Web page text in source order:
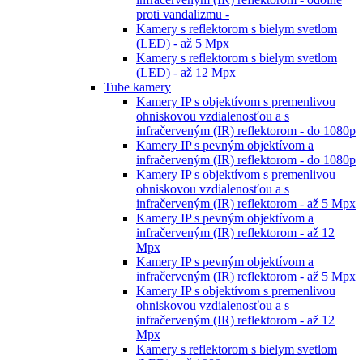
proti vandalizmu -
Kamery s reflektorom s bielym svetlom
(LED) - až 5 Mpx
Kamery s reflektorom s bielym svetlom
(LED) - až 12 Mpx
Tube kamery
Kamery IP s objektívom s premenlivou
ohniskovou vzdialenosťou a s
infračerveným (IR) reflektorom - do 1080p
Kamery IP s pevným objektívom a
infračerveným (IR) reflektorom - do 1080p
Kamery IP s objektívom s premenlivou
ohniskovou vzdialenosťou a s
infračerveným (IR) reflektorom - až 5 Mpx
Kamery IP s pevným objektívom a
infračerveným (IR) reflektorom - až 12
Mpx
Kamery IP s pevným objektívom a
infračerveným (IR) reflektorom - až 5 Mpx
Kamery IP s objektívom s premenlivou
ohniskovou vzdialenosťou a s
infračerveným (IR) reflektorom - až 12
Mpx
Kamery s reflektorom s bielym svetlom